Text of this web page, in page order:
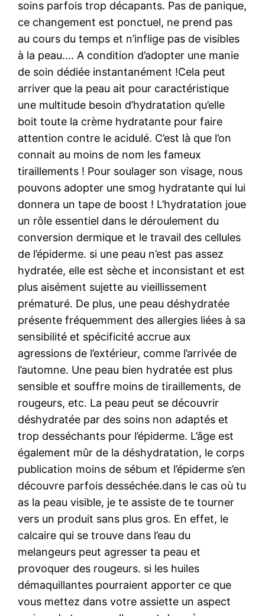
soins parfois trop décapants. Pas de panique,
ce changement est ponctuel, ne prend pas
au cours du temps et n’inflige pas de visibles
à la peau…. A condition d’adopter une manie
de soin dédiée instantanément !Cela peut
arriver que la peau ait pour caractéristique
une multitude besoin d’hydratation qu’elle
boit toute la crème hydratante pour faire
attention contre le acidulé. C’est là que l’on
connait au moins de nom les fameux
tiraillements ! Pour soulager son visage, nous
pouvons adopter une smog hydratante qui lui
donnera un tape de boost ! L’hydratation joue
un rôle essentiel dans le déroulement du
conversion dermique et le travail des cellules
de l’épiderme. si une peau n’est pas assez
hydratée, elle est sèche et inconsistant et est
plus aisément sujette au vieillissement
prématuré. De plus, une peau déshydratée
présente fréquemment des allergies liées à sa
sensibilité et spécificité accrue aux
agressions de l’extérieur, comme l’arrivée de
l’automne. Une peau bien hydratée est plus
sensible et souffre moins de tiraillements, de
rougeurs, etc. La peau peut se découvrir
déshydratée par des soins non adaptés et
trop desséchants pour l’épiderme. L’âge est
également mûr de la déshydratation, le corps
publication moins de sébum et l’épiderme s’en
découvre parfois desséchée.dans le cas où tu
as la peau visible, je te assiste de te tourner
vers un produit sans plus gros. En effet, le
calcaire qui se trouve dans l’eau du
melangeurs peut agresser ta peau et
provoquer des rougeurs. si les huiles
démaquillantes pourraient apporter ce que
vous mettez dans votre assiette un aspect